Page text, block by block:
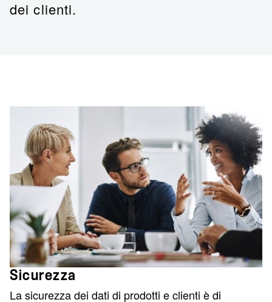
dei clienti.
Sicurezza
La sicurezza dei dati di prodotti e clienti è di